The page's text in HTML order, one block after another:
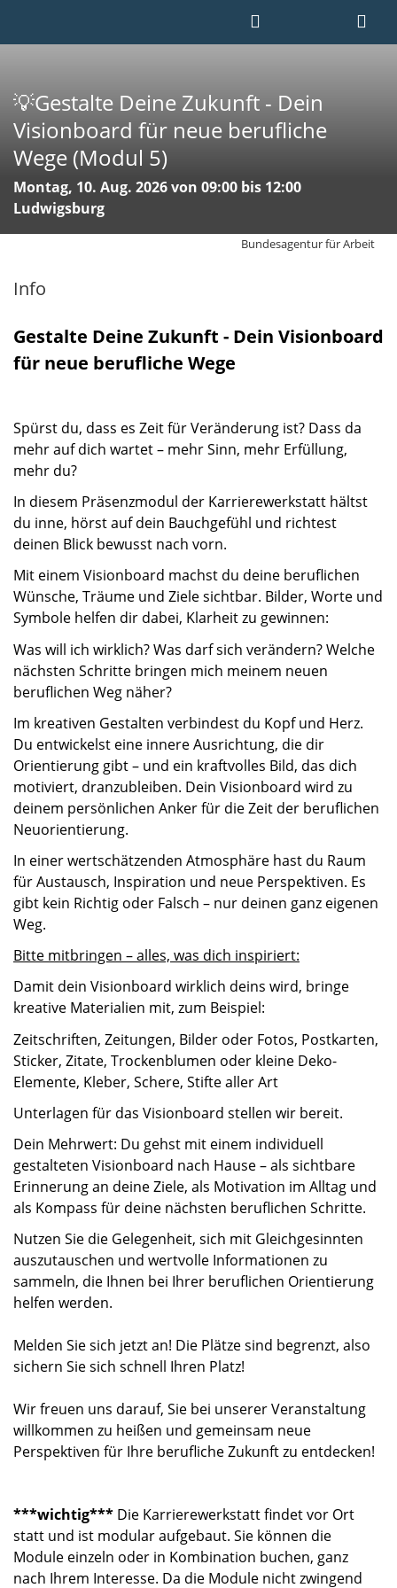
💡Gestalte Deine Zukunft - Dein
Visionboard für neue berufliche
Wege (Modul 5)
Montag, 10. Aug. 2026 von 09:00 bis 12:00
Ludwigsburg
Bundesagentur für Arbeit
Info
Gestalte Deine Zukunft - Dein Visionboard
für neue berufliche Wege
Spürst du, dass es Zeit für Veränderung ist? Dass da
mehr auf dich wartet – mehr Sinn, mehr Erfüllung,
mehr du?
In diesem Präsenzmodul der Karrierewerkstatt hältst
du inne, hörst auf dein Bauchgefühl und richtest
deinen Blick bewusst nach vorn.
Mit einem Visionboard machst du deine beruflichen
Wünsche, Träume und Ziele sichtbar. Bilder, Worte und
Symbole helfen dir dabei, Klarheit zu gewinnen:
Was will ich wirklich? Was darf sich verändern? Welche
nächsten Schritte bringen mich meinem neuen
beruflichen Weg näher?
Im kreativen Gestalten verbindest du Kopf und Herz.
Du entwickelst eine innere Ausrichtung, die dir
Orientierung gibt – und ein kraftvolles Bild, das dich
motiviert, dranzubleiben. Dein Visionboard wird zu
deinem persönlichen Anker für die Zeit der beruflichen
Neuorientierung.
In einer wertschätzenden Atmosphäre hast du Raum
für Austausch, Inspiration und neue Perspektiven. Es
gibt kein Richtig oder Falsch – nur deinen ganz eigenen
Weg.
Bitte mitbringen – alles, was dich inspiriert:
Damit dein Visionboard wirklich deins wird, bringe
kreative Materialien mit, zum Beispiel:
Zeitschriften, Zeitungen, Bilder oder Fotos, Postkarten,
Sticker, Zitate, Trockenblumen oder kleine Deko-
Elemente, Kleber, Schere, Stifte aller Art
Unterlagen für das Visionboard stellen wir bereit.
Dein Mehrwert: Du gehst mit einem individuell
gestalteten Visionboard nach Hause – als sichtbare
Erinnerung an deine Ziele, als Motivation im Alltag und
als Kompass für deine nächsten beruflichen Schritte.
Nutzen Sie die Gelegenheit, sich mit Gleichgesinnten
auszutauschen und wertvolle Informationen zu
sammeln, die Ihnen bei Ihrer beruflichen Orientierung
helfen werden.
Melden Sie sich jetzt an! Die Plätze sind begrenzt, also
sichern Sie sich schnell Ihren Platz!
Wir freuen uns darauf, Sie bei unserer Veranstaltung
willkommen zu heißen und gemeinsam neue
Perspektiven für Ihre berufliche Zukunft zu entdecken!
***wichtig*** Die Karrierewerkstatt findet vor Ort
statt und ist modular aufgebaut. Sie können die
Module einzeln oder in Kombination buchen, ganz
nach Ihrem Interesse. Da die Module nicht zwingend